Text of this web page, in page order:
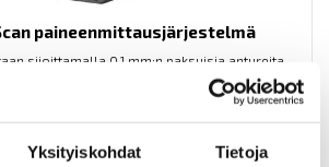
Yksityiskohdat Tietoja
paineenmittausjärjestelmä
sijoittamalla 0,1 mm:n paksuisia antureita
LUE LISÄÄ